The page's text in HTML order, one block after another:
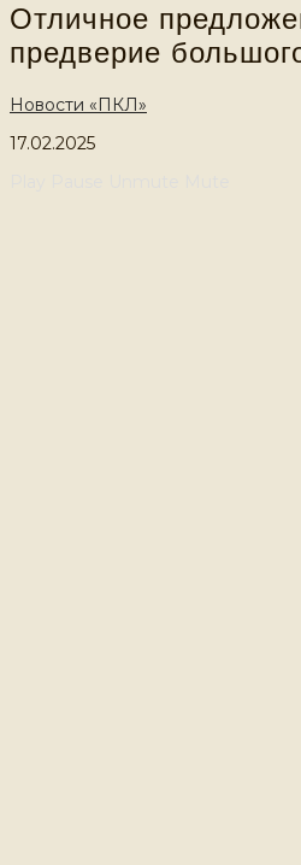
Отличное
предверие
Новости «ПКЛ»
17.02.2025